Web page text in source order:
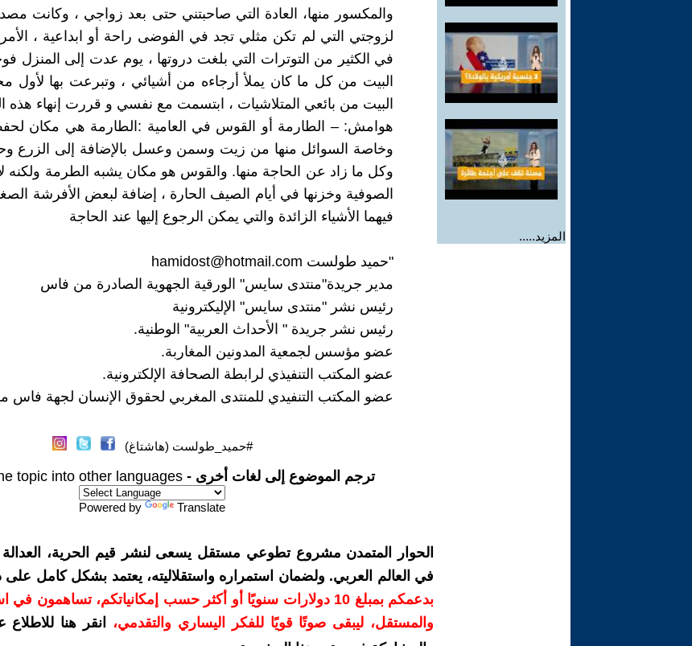
المزيد.....
والمكسور منها، العادة التي صاحبتني حتى بعد زواجي ، وكانت
لزوجتي التي لم تكن مثلي تجد في الفوضى راحة أو ابداعية ،
في الكثير من التوترات التي بلغت دروتها ، يوم عدت إلى المنزل
البيت من كل ما كان يملأ أرجاءه من أشيائي ، وتبرعت بها
البيت من بائعي المتلاشيات ، ابتسمت مع نفسي و قررت إنهاء هذه
هوامش: – الطارمة أو القوس في العامية :الطارمة هي مكان
وخاصة السوائل منها من زيت وسمن وعسل بالإضافة إلى الزرع
وكل ما زاد عن الحاجة منها. والقوس هو مكان يشبه الطرمة ولكنه
الصوفية وخزنها في أيام الصيف الحارة ، إضافة لبعض الأفرشة
فيهما الأشياء الزائدة والتي يمكن الرجوع إليها عند الحاجة
"حميد طولست hamidost@hotmail.com
مدير جريدة"منتدى سايس" الورقية الجهوية الصادرة من فاس
رئيس نشر "منتدى سايس" الإليكترونية
رئيس نشر جريدة " الأحداث العربية" الوطنية.
عضو مؤسس لجمعية المدونين المغاربة.
عضو المكتب التنفيذي لرابطة الصحافة الإلكترونية.
عضو المكتب التنفيدي للمنتدى المغربي لحقوق الإنسان لجهة فاس
#حميد_طولست (هاشتاغ)
ترجم الموضوع إلى لغات أخرى - topic into other languages
Powered by Translate
الحوار المتمدن مشروع تطوعي مستقل يسعى لنشر قيم الحرية، العدالة
في العالم العربي. ولضمان استمراره واستقلاليته، يعتمد بشكل كامل
بدعمكم بمبلغ 10 دولارات سنويًا أو أكثر حسب إمكانياتكم، تساهمون
والمستقل، ليبقى صوتًا قويًا للفكر اليساري والتقدمي،
انقر هنا